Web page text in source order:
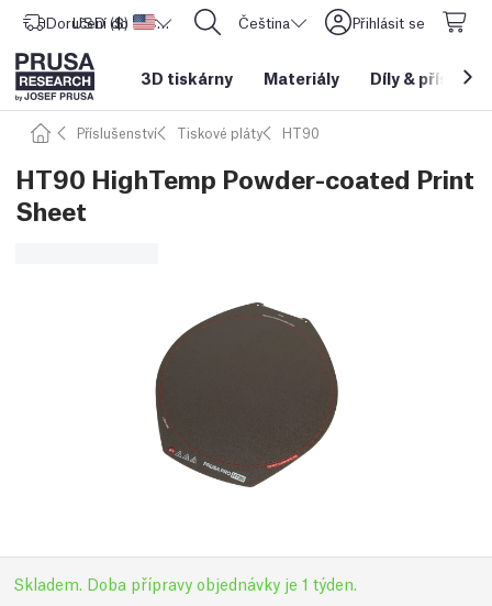
Doručení do Spojené státy americké
USD ($) CORE One L: Nyní skladem! Čeština Přihlásit se
3D tiskárny Materiály Díly &
Příslušenství Tiskové pláty HT90
HT90 HighTemp Powder-coated Print
Sheet
Skladem. Doba přípravy objednávky je 1 týden.